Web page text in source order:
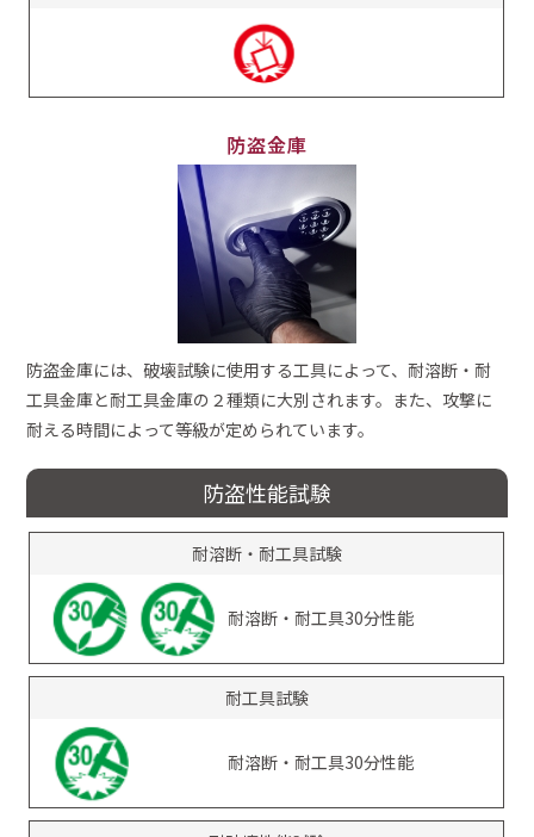
防盗金庫には、破壊試験に使用する工具によって、耐溶断・耐
工具金庫と耐工具金庫の２種類に大別されます。また、攻撃に
耐える時間によって等級が定められています。
防盗金庫
防盗性能試験
耐溶断・耐工具試験
耐溶断・耐工具30分性能
耐工具試験
耐溶断・耐工具30分性能